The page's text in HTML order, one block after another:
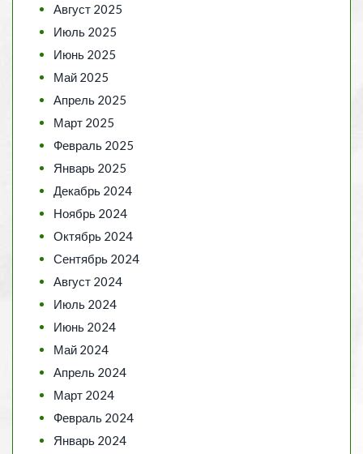
Август 2025
Июль 2025
Июнь 2025
Май 2025
Апрель 2025
Март 2025
Февраль 2025
Январь 2025
Декабрь 2024
Ноябрь 2024
Октябрь 2024
Сентябрь 2024
Август 2024
Июль 2024
Июнь 2024
Май 2024
Апрель 2024
Март 2024
Февраль 2024
Январь 2024